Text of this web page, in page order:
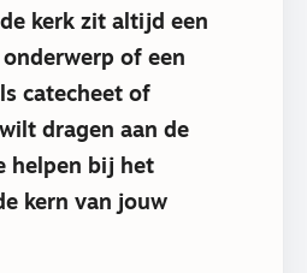
kerk zit altijd een
onderwerp of een
catecheet of
dragen aan de
helpen bij het
kern van jouw